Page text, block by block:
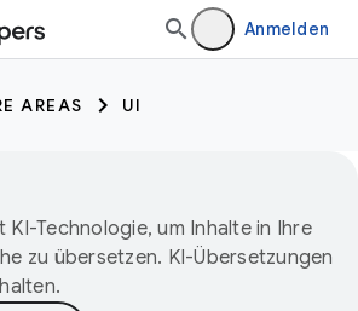
Anmelden
AREAS UI
Technologie, um Inhalte in Ihre
zu übersetzen. KI-Übersetzungen